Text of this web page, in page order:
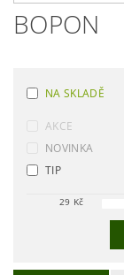
BOPON
NA SKLADĚ
AKCE
NOVINKA
TIP
29 Kč